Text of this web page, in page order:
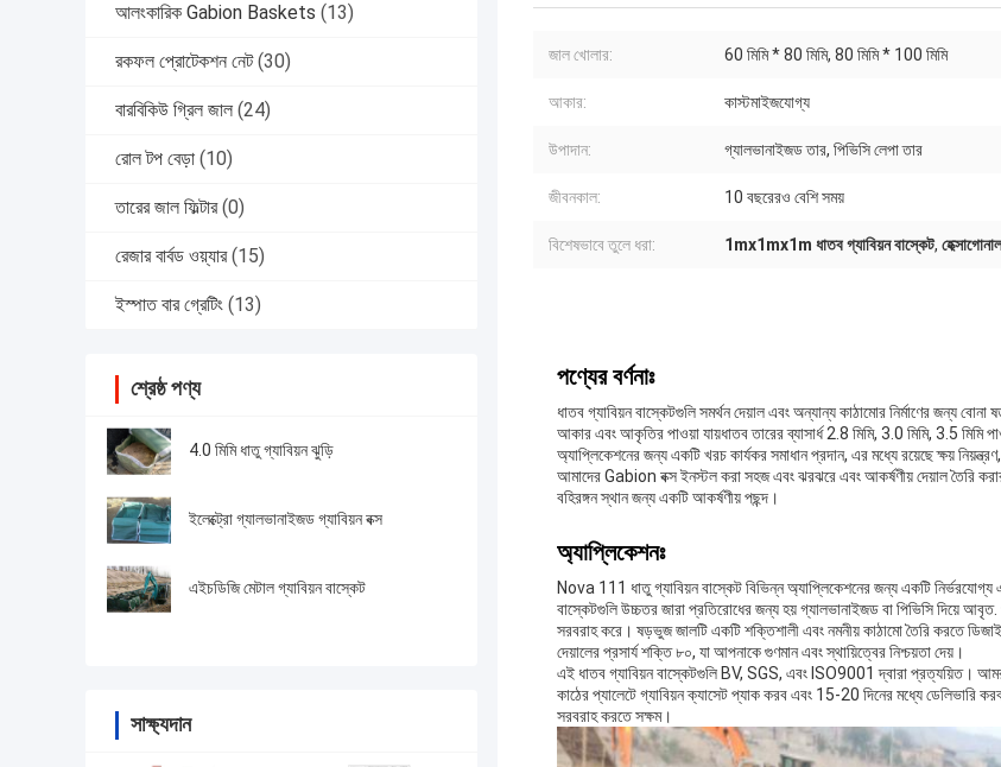
আলংকারিক Gabion Baskets (13)
রকফল প্রোটেকশন নেট (30)
বারবিকিউ গ্রিল জাল (24)
রোল টপ বেড়া (10)
তারের জাল ফিল্টার (0)
রেজার বার্বড ওয়্যার (15)
ইস্পাত বার গ্রেটিং (13)
শ্রেষ্ঠ পণ্য
4.0 মিমি ধাতু গ্যাবিয়ন ঝুড়ি
ইলেক্ট্রো গ্যালভানাইজড গ্যাবিয়ন বক্স
এইচডিজি মেটাল গ্যাবিয়ন বাস্কেট
সাক্ষ্যদান
জাল খোলার: 60 মিমি * 80 মিমি, 80 মিমি * 100 মিমি
আকার: কাস্টমাইজযোগ্য
উপাদান: গ্যালভানাইজড তার, পিভিসি লেপা তার
জীবনকাল: 10 বছরেরও বেশি সময়
বিশেষভাবে তুলে ধরা: 1mx1mx1m ধাতব গ্যাবিয়ন বাস্কেট,
পণ্যের বর্ণনাঃ
ধাতব গ্যাবিয়ন বাস্কেটগুলি সমর্থন দেয়াল এবং অন্যান্য কাঠামোর নির্মাণের জন্য
আকার এবং আকৃতির পাওয়া যায়ধাতব তারের ব্যাসার্ধ 2.8 মিমি, 3.0 মিমি, 3.5 মিমি
অ্যাপ্লিকেশনের জন্য একটি খরচ কার্যকর সমাধান প্রদান, এর মধ্যে রয়েছে ক্ষয়
আমাদের Gabion বক্স ইনস্টল করা সহজ এবং ঝরঝরে এবং আকর্ষণীয় দেয়াল তৈরি
বহিরঙ্গন স্থান জন্য একটি আকর্ষণীয় পছন্দ।
অ্যাপ্লিকেশনঃ
Nova 111 ধাতু গ্যাবিয়ন বাস্কেট বিভিন্ন অ্যাপ্লিকেশনের জন্য একটি নির্ভরযোগ্য
বাস্কেটগুলি উচ্চতর জারা প্রতিরোধের জন্য হয় গ্যালভানাইজড বা পিভিসি দিয়ে
সরবরাহ করে। ষড়ভুজ জালটি একটি শক্তিশালী এবং নমনীয় কাঠামো তৈরি করতে
দেয়ালের প্রসার্য শক্তি ৮০, যা আপনাকে গুণমান এবং স্থায়িত্বের নিশ্চয়তা দেয়।
এই ধাতব গ্যাবিয়ন বাস্কেটগুলি BV, SGS, এবং ISO9001 দ্বারা প্রত্যয়িত।
কাঠের প্যালেটে গ্যাবিয়ন ক্যাসেট প্যাক করব এবং 15-20 দিনের মধ্যে ডেলিভারি
সরবরাহ করতে সক্ষম।